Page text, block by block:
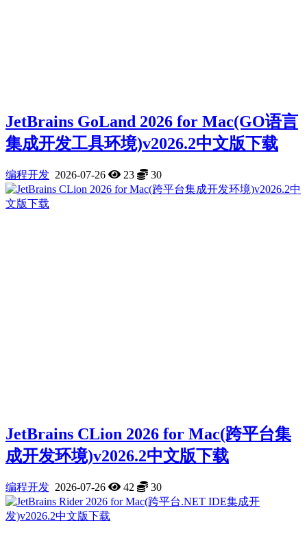
JetBrains GoLand 2026 for Mac(GO语言
集成开发工具环境)v2026.2中文版下载
编程开发 2026-07-26 23 30
JetBrains CLion 2026 for Mac(跨平台集
成开发环境)v2026.2中文版下载
编程开发 2026-07-26 42 30